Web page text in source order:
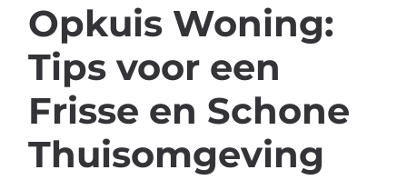
Opkuis Woning:
Tips voor een
Frisse en Schone
Thuisomgeving